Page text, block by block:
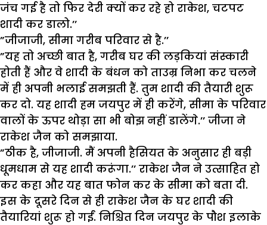
जंच गई है तो फिर देरी क्यों कर रहे हो राकेश, चटपट
शादी कर डालो.’’
”जीजाजी, सीमा गरीब परिवार से है.’’
”यह तो अच्छी बात है, गरीब घर की लड़कियां संस्कारी
होती हैं और वे शादी के बंधन को ताउम्र निभा कर चलने
में ही अपनी भलाई समझती हैं. तुम शादी की तैयारी शुरू
कर दो. यह शादी हम जयपुर में ही करेंगे, सीमा के परिवार
वालों के ऊपर थोड़ा सा भी बोझ नहीं डालेंगे.’’ जीजा ने
राकेश जैन को समझाया.
”ठीक है, जीजाजी. मैं अपनी हैसियत के अनुसार ही बड़ी
धूमधाम से यह शादी करूंगा.’’ राकेश जैन ने उत्साहित हो
कर कहा और यह बात फोन कर के सीमा को बता दी.
इस के दूसरे दिन से ही राकेश जैन के घर शादी की
तैयारियां शुरू हो गईं. निश्चित दिन जयपुर के पौश इलाके